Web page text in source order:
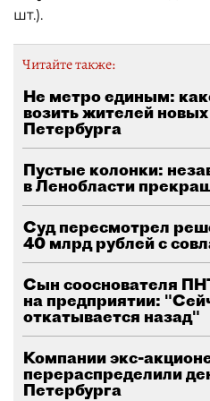
шт.).
Читайте также:
Не метро единым:
возить жителей
Петербурга
Пустые колонки:
в Ленобласти
Суд пересмотрел
40 млрд рублей с
Сын сооснователя
на предприятии:
откатывается назад"
Компании экс-
перераспределили
Петербурга